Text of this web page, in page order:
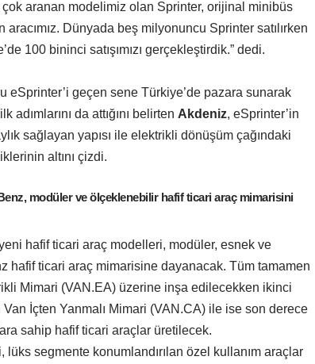
aranan modelimiz olan Sprinter, orijinal minibüs
Dünyada beş milyonuncu Sprinter satılırken
100 bininci satışımızı gerçekleştirdik.” dedi.
eSprinter’i geçen sene Türkiye’de pazara sunarak
da attığını belirten Akdeniz, eSprinter’in
sağlayan yapısı ile elektrikli dönüşüm çağındaki
altını çizdi.
modüler ve ölçeklenebilir hafif ticari araç mimarisini
hafif ticari araç modelleri, modüler, esnek ve
hafif ticari araç mimarisine dayanacak. Tüm tamamen
Mimari (VAN.EA) üzerine inşa edilecekken ikinci
İçten Yanmalı Mimari (VAN.CA) ile ise son derece
sahip hafif ticari araçlar üretilecek.
segmente konumlandırılan özel kullanım araçlar